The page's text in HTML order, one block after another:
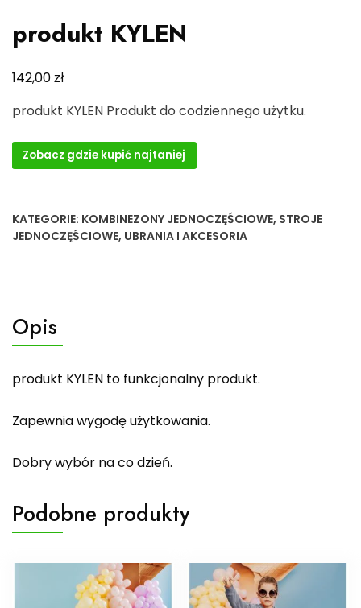
produkt KYLEN
142,00zł
produkt KYLEN Produkt do codziennego użytku.
Zobacz gdzie kupić najtaniej
KATEGORIE: KOMBINEZONY JEDNOCZĘŚCIOWE, STROJE
JEDNOCZĘŚCIOWE, UBRANIA I AKCESORIA
Opis
produkt KYLEN to funkcjonalny produkt.
Zapewnia wygodę użytkowania.
Dobry wybór na co dzień.
Podobne produkty